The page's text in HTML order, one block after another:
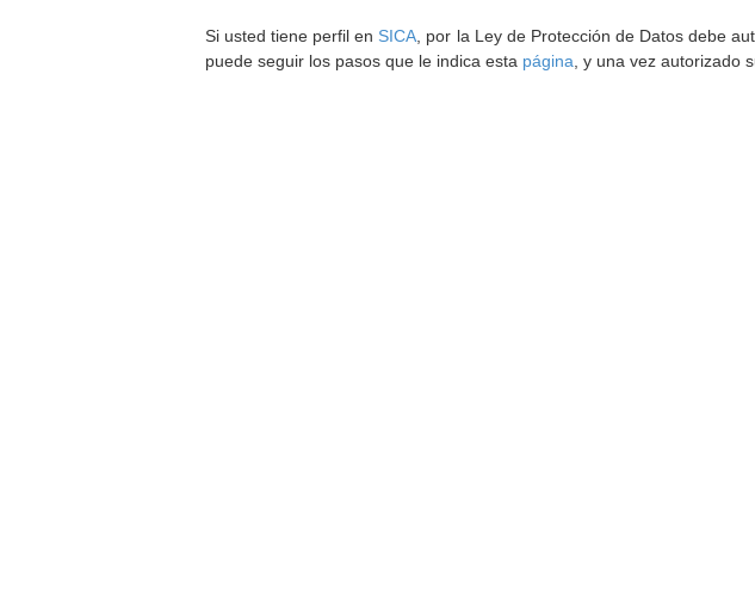
Si usted tiene perfil en SICA , por la Ley de Protección de Datos debe
puede seguir los pasos que le indica esta página , y una vez autorizado